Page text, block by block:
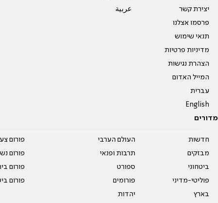
יצירת קשר
פרסמו אצלנו
תנאי שימוש
מדיניות פרטיות
הצהרת נגישות
המייל האדום
עברית
English
عربية
מדורים
חדשות
מבזקים
ביטחוני
פוליטי-מדיני
בארץ
העולם הערבי
תרבות ופנאי
ספורט
פורומים
יהדות
פורום
פורום
פורום
פורום